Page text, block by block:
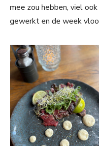
mee zou hebben, viel
gewerkt en de week